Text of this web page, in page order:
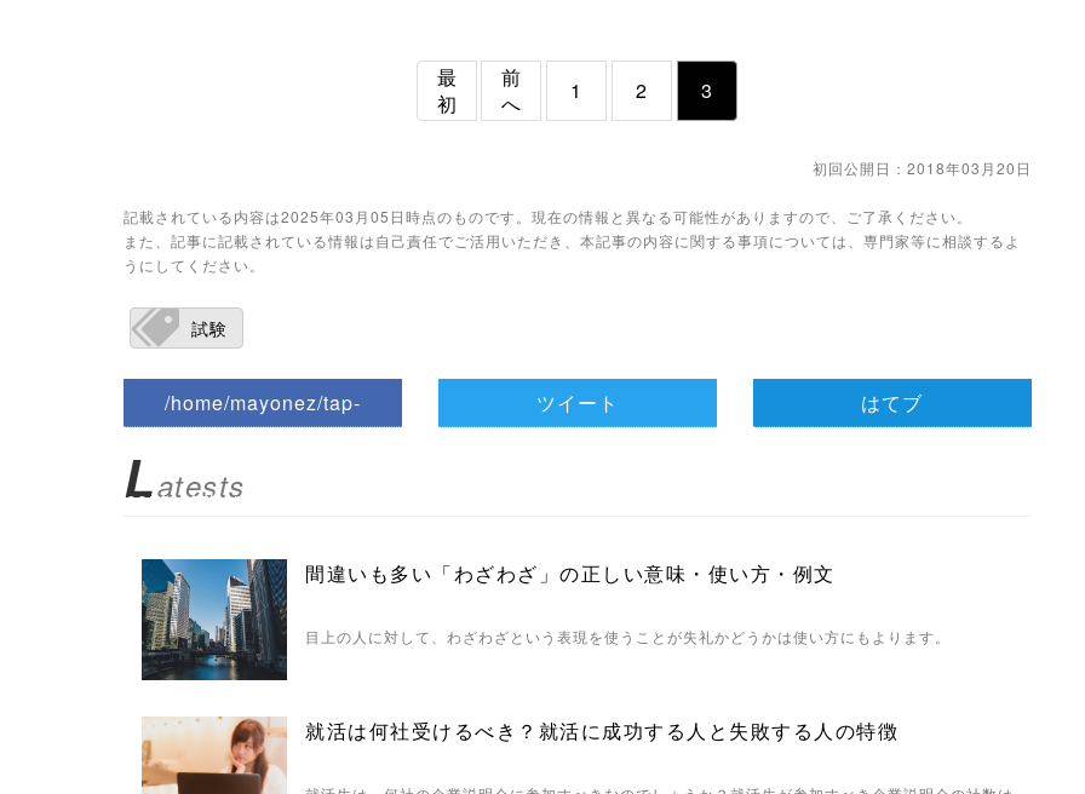
最
初
前
へ
1 2 3
初回公開日：2018年03月20日
記載されている内容は2025年03月05日時点のものです。現在の情報と異なる可能性がありますので、ご了承ください。
また、記事に記載されている情報は自己責任でご活用いただき、本記事の内容に関する事項については、専門家等に相談するよ
うにしてください。
試験
/home/mayonez/tap-
content/themes/tapbiz_them
line10
/1022193"
ref, 'Gwindow', 'width=550,
ツイート はてブ
Latests
間違いも多い「わざわざ」の正しい意味・使い方・例文
目上の人に対して、わざわざという表現を使うことが失礼かどうかは使い方にもよります。
就活は何社受けるべき？就活に成功する人と失敗する人の特徴